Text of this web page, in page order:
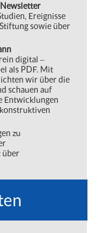
Ereignisse
sowie über
digital ‒
als PDF. Mit
wir über die
schauen auf
Entwicklungen
zu
über